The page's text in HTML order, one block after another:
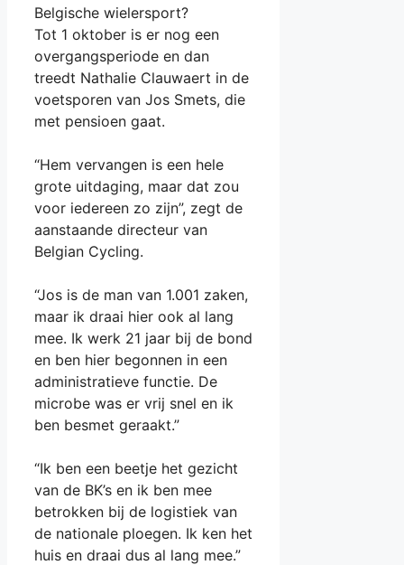
Belgische wielersport?
Tot 1 oktober is er nog een
overgangsperiode en dan
treedt Nathalie Clauwaert in de
voetsporen van Jos Smets, die
met pensioen gaat.
“Hem vervangen is een hele
grote uitdaging, maar dat zou
voor iedereen zo zijn”, zegt de
aanstaande directeur van
Belgian Cycling.
“Jos is de man van 1.001 zaken,
maar ik draai hier ook al lang
mee. Ik werk 21 jaar bij de bond
en ben hier begonnen in een
administratieve functie. De
microbe was er vrij snel en ik
ben besmet geraakt.”
“Ik ben een beetje het gezicht
van de BK’s en ik ben mee
betrokken bij de logistiek van
de nationale ploegen. Ik ken het
huis en draai dus al lang mee.”